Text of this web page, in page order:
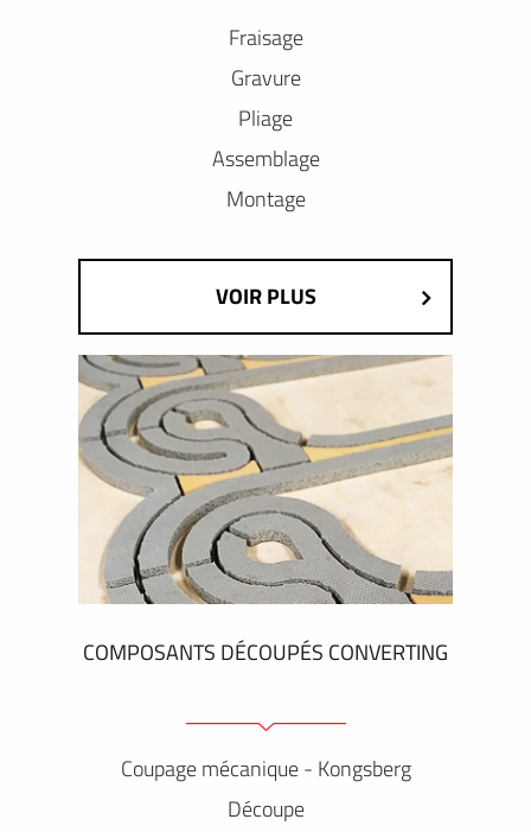
Fraisage
Gravure
Pliage
Assemblage
Montage
VOIR PLUS
COMPOSANTS DÉCOUPÉS CONVERTING
Coupage mécanique - Kongsberg
Découpe